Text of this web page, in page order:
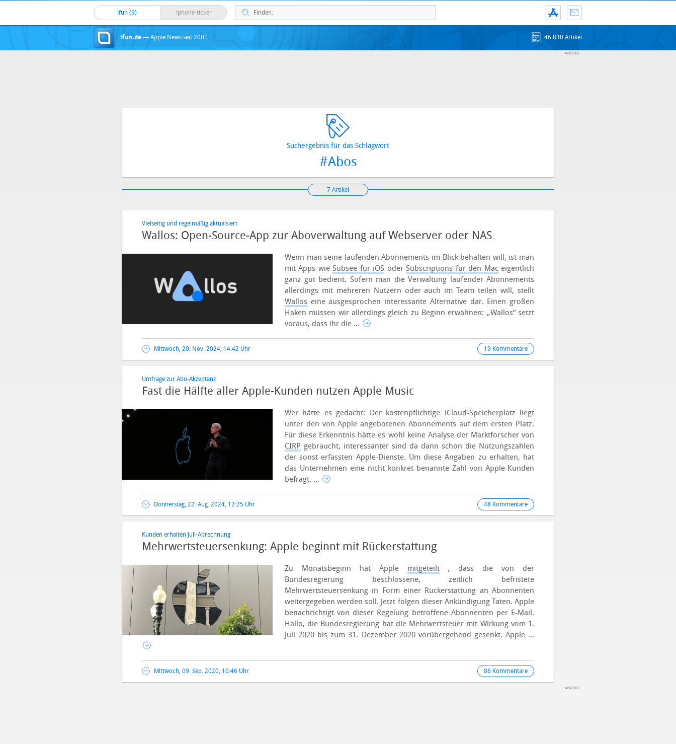
ifun (9) iphone-ticker
ifun.de — Apple News seit 2001. 46 830 Artikel
Suchergebnis für das Schlagwort
#Abos
7 Artikel
Vielseitig und regelmäßig aktualsiert
Wallos: Open-Source-App zur Aboverwaltung auf Webserver oder NAS
Wenn man seine laufenden Abonnements im Blick behalten will, ist man
mit Apps wieSubsee für iOS oderSubscriptions für den Maceigentlich
ganz gut bedient. Sofern man die Verwaltung laufender Abonnements
allerdings mit mehreren Nutzern oder auch im Team teilen will, stellt
Wallos eine ausgesprochen interessante Alternative dar. Einen großen
Haken müssen wir allerdings gleich zu Beginn erwähnen: „Wallos“ setzt
voraus, dass ihr die ...
Mittwoch, 20. Nov. 2024, 14:42 Uhr 19 Kommentare
Umfrage zur Abo-Akzeptanz
Fast die Hälfte aller Apple-Kunden nutzen Apple Music
Wer hätte es gedacht: Der kostenpflichtige iCloud-Speicherplatz liegt
unter den von Apple angebotenen Abonnements auf dem ersten Platz.
Für diese Erkenntnis hätte es wohl keine Analyse der Marktforscher von
CIRP gebraucht, interessanter sind da dann schon die Nutzungszahlen
der sonst erfassten Apple-Dienste. Um diese Angaben zu erhalten, hat
das Unternehmen eine nicht konkret benannte Zahl von Apple-Kunden
befragt. ...
Donnerstag, 22. Aug. 2024, 12:25 Uhr 48 Kommentare
Kunden erhalten Juli-Abrechnung
Mehrwertsteuersenkung: Apple beginnt mit Rückerstattung
Zu Monatsbeginn hat Apple mitgeteilt, dass die von der
Bundesregierung beschlossene, zeitlich befristete
Mehrwertsteuersenkung in Form einer Rückerstattung an Abonnenten
weitergegeben werden soll. Jetzt folgen dieser Ankündigung Taten. Apple
benachrichtigt von dieser Regelung betroffene Abonnenten per E-Mail.
Hallo, die Bundesregierung hat die Mehrwertsteuer mit Wirkung vom 1.
Juli 2020 bis zum 31. Dezember 2020 vorübergehend gesenkt. Apple ...
Mittwoch, 09. Sep. 2020, 10:46 Uhr 86 Kommentare